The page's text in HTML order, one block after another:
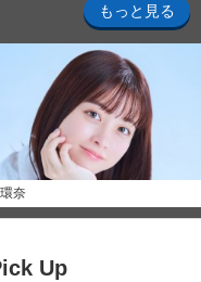
もっと見る
奈
Up